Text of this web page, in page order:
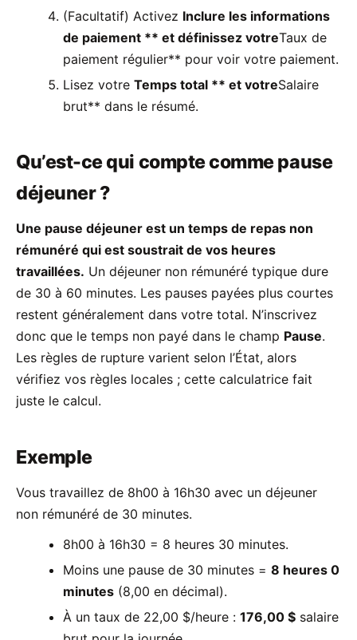
(Facultatif) Activez Inclure les informations
de paiement ** et définissez votreTaux de
paiement régulier** pour voir votre paiement.
Lisez votreTemps total ** et votreSalaire
brut** dans le résumé.
Qu’est-ce qui compte comme pause
déjeuner ?
Une pause déjeuner est un temps de repas non
rémunéré qui est soustrait de vos heures
travaillées. Un déjeuner non rémunéré typique dure
de 30 à 60 minutes. Les pauses payées plus courtes
restent généralement dans votre total. N’inscrivez
donc que le temps non payé dans le champ Pause.
Les règles de rupture varient selon l’État, alors
vérifiez vos règles locales ; cette calculatrice fait
juste le calcul.
Exemple
Vous travaillez de 8h00 à 16h30 avec un déjeuner
non rémunéré de 30 minutes.
8h00 à 16h30 = 8 heures 30 minutes.
Moins une pause de 30 minutes =8 heures 0
minutes (8,00 en décimal).
À un taux de 22,00 $/heure :176,00 $ salaire